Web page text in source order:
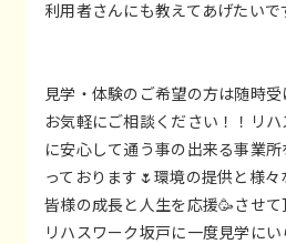
利用者さんにも教えてあげたいで
見学・体験のご希望の方は随時
お気軽にご相談ください！！リ
に安心して通う事の出来る事業
っております🌷環境の提供と様
皆様の成長と人生を応援🥳させ
リハスワーク坂戸に一度見学に